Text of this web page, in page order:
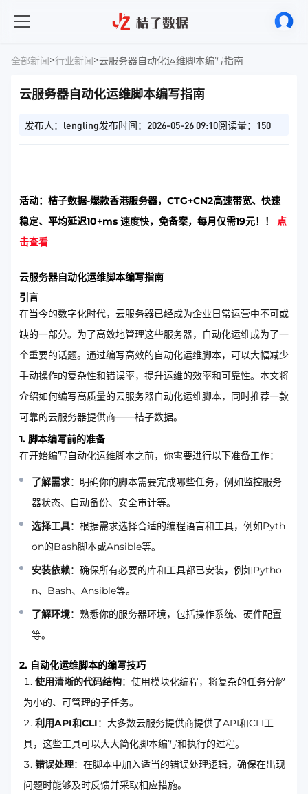
全部新闻>行业新闻>云服务器自动化运维脚本编写指南
云服务器自动化运维脚本编写指南
发布人：lengling发布时间：2026-05-26 09:10阅读量：150
活动：桔子数据-爆款香港服务器，CTG+CN2高速带宽、快速
稳定、平均延迟10+ms 速度快，免备案，每月仅需19元！！ 点
击查看
云服务器自动化运维脚本编写指南
引言
在当今的数字化时代，云服务器已经成为企业日常运营中不可或
缺的一部分。为了高效地管理这些服务器，自动化运维成为了一
个重要的话题。通过编写高效的自动化运维脚本，可以大幅减少
手动操作的复杂性和错误率，提升运维的效率和可靠性。本文将
介绍如何编写高质量的云服务器自动化运维脚本，同时推荐一款
可靠的云服务器提供商——桔子数据。
1. 脚本编写前的准备
在开始编写自动化运维脚本之前，你需要进行以下准备工作：
了解需求：明确你的脚本需要完成哪些任务，例如监控服务
器状态、自动备份、安全审计等。
选择工具：根据需求选择合适的编程语言和工具，例如Pyth
on的Bash脚本或Ansible等。
安装依赖：确保所有必要的库和工具都已安装，例如Pytho
n、Bash、Ansible等。
了解环境：熟悉你的服务器环境，包括操作系统、硬件配置
等。
2. 自动化运维脚本的编写技巧
使用清晰的代码结构：使用模块化编程，将复杂的任务分解
为小的、可管理的子任务。
利用API和CLI：大多数云服务提供商提供了API和CLI工
具，这些工具可以大大简化脚本编写和执行的过程。
错误处理：在脚本中加入适当的错误处理逻辑，确保在出现
问题时能够及时反馈并采取相应措施。